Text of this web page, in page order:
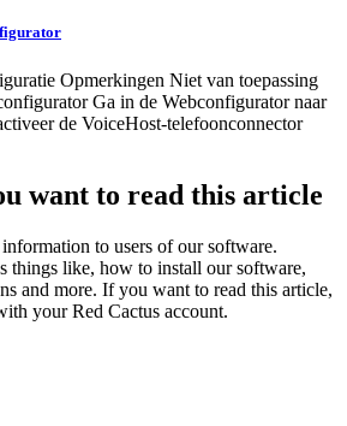
Opmerkingen Niet van toepassing
Ga in de Webconfigurator naar
de VoiceHost-telefoonconnector
want to read this article
to users of our software.
things like, how to install our software,
and more. If you want to read this article,
your Red Cactus account.